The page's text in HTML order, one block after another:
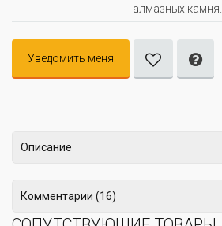
алмазных камня.
Уведомить меня
Описание
Комментарии (16)